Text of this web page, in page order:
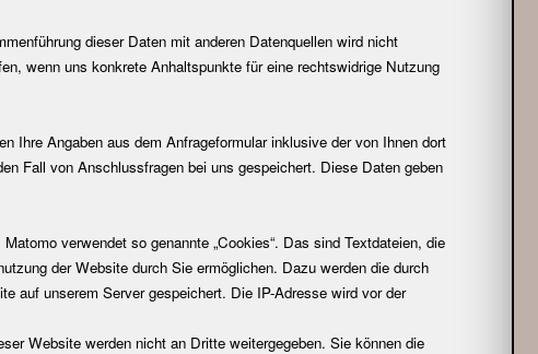
dieser Daten mit anderen Datenquellen wird nicht
wenn uns konkrete Anhaltspunkte für eine rechtswidrige Nutzung
Ihre Angaben aus dem Anfrageformular inklusive der von Ihnen dort
Fall von Anschlussfragen bei uns gespeichert. Diese Daten geben
verwendet so genannte „Cookies“. Das sind Textdateien, die
der Website durch Sie ermöglichen. Dazu werden die durch
auf unserem Server gespeichert. Die IP-Adresse wird vor der
Website werden nicht an Dritte weitergegeben. Sie können die